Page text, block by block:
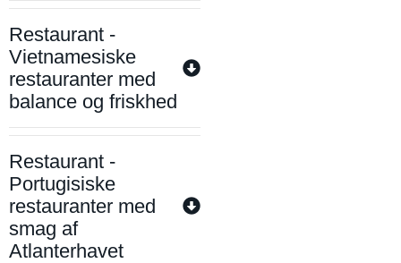
Restaurant -
Vietnamesiske
restauranter med
balance og friskhed
Restaurant -
Portugisiske
restauranter med
smag af
Atlanterhavet